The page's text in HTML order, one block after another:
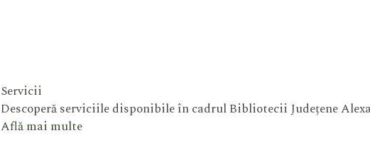
Servicii
Descoperă serviciile disponibile în cadrul Bibliotecii Județene
Află mai multe